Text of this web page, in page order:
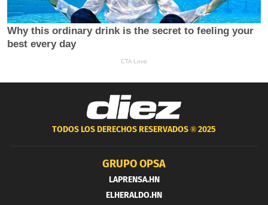
TODOS LOS DERECHOS RESERVADOS ®2025
GRUPO OPSA
LAPRENSA.HN
ELHERALDO.HN